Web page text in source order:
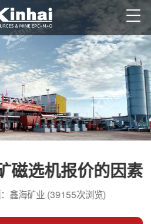
磁选机报价的因素
鑫海矿业 (39155次浏览)